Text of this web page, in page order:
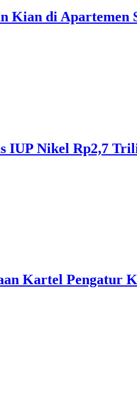
Kian di Apartemen
IUP Nikel Rp2,7
Kartel Pengatur